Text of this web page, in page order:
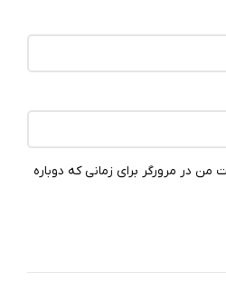
من در مرورگر برای زمانی که دوباره